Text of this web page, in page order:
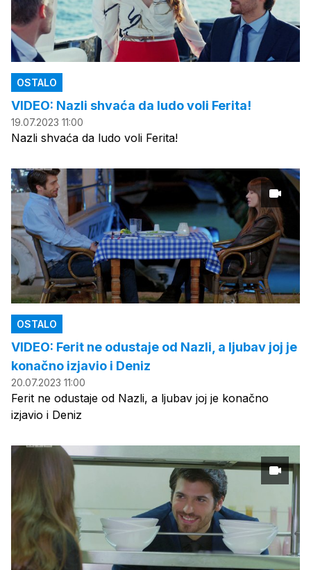
OSTALO
VIDEO: Nazli shvaća da ludo voli Ferita!
19.07.2023 11:00
Nazli shvaća da ludo voli Ferita!
OSTALO
VIDEO: Ferit ne odustaje od Nazli, a ljubav joj je
konačno izjavio i Deniz
20.07.2023 11:00
Ferit ne odustaje od Nazli, a ljubav joj je konačno
izjavio i Deniz